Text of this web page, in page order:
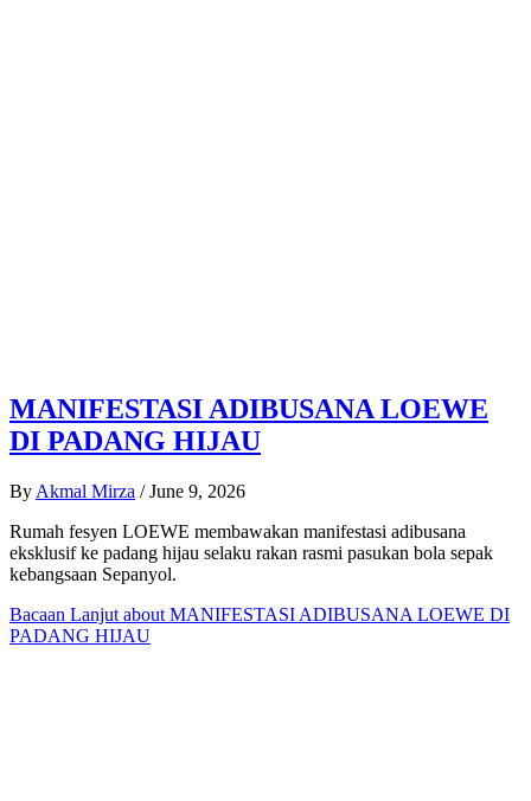
MANIFESTASI ADIBUSANA LOEWE
DI PADANG HIJAU
By Akmal Mirza / June 9, 2026
Rumah fesyen LOEWE membawakan manifestasi adibusana
eksklusif ke padang hijau selaku rakan rasmi pasukan bola sepak
kebangsaan Sepanyol.
Bacaan Lanjut about MANIFESTASI ADIBUSANA LOEWE DI
PADANG HIJAU